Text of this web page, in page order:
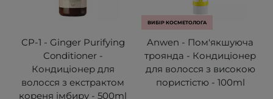
CP-1 - Ginger Purifying
Conditioner -
Кондиціонер для
волосся з екстрактом
кореня імбиру - 500ml
ВИБІР КОСМЕТОЛОГА
Anwen - Пом'якшуюча
троянда - Кондиціонер
для волосся з високою
пористістю - 100ml